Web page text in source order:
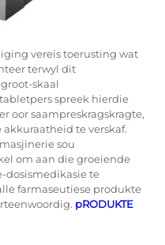
vereis toerusting wat
terwyl dit
skaal
spreek hierdie
oor saampreskragskragte,
te verskaf.
sou
om aan die groeiende
dosismedikasie te
farmaseutiese produkte
pRODUKTE